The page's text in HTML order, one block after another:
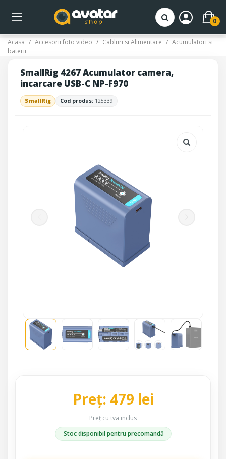
0
Acasa Accesorii foto video Cabluri si Alimentare
Acumulatori si
baterii
SmallRig 4267 Acumulator camera,
incarcare USB-C NP-F970
SmallRig Cod produs: 125339
Preț: 479 lei
Preț cu tva inclus
Stoc disponibil pentru precomandă